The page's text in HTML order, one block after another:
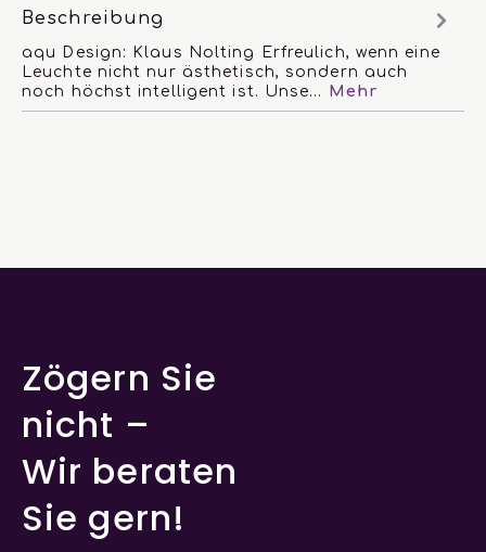
Beschreibung
aqu Design: Klaus Nolting Erfreulich, wenn eine
Leuchte nicht nur ästhetisch, sondern auch
noch höchst intelligent ist. Unse…
Mehr
Zögern Sie
nicht –
Wir beraten
Sie gern!